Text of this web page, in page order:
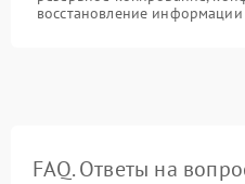
восстановление
FAQ. Ответы на